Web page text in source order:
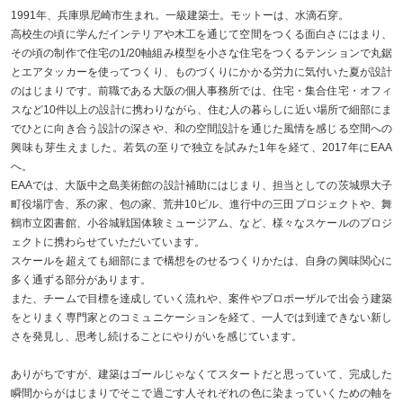
1991年、兵庫県尼崎市生まれ。一級建築士。モットーは、水滴石穿。
高校生の頃に学んだインテリアや木工を通じて空間をつくる面白さにはまり、
その頃の制作で住宅の1/20軸組み模型を小さな住宅をつくるテンションで丸鋸
とエアタッカーを使ってつくり、ものづくりにかかる労力に気付いた夏が設計
のはじまりです。前職である大阪の個人事務所では、住宅・集合住宅・オフィ
スなど10件以上の設計に携わりながら、住む人の暮らしに近い場所で細部にま
でひとに向き合う設計の深さや、和の空間設計を通じた風情を感じる空間への
興味も芽生えました。若気の至りで独立を試みた1年を経て、2017年にEAA
へ。
EAAでは、大阪中之島美術館の設計補助にはじまり、担当としての茨城県大子
町役場庁舎、系の家、包の家、荒井10ビル、進行中の三田プロジェクトや、舞
鶴市立図書館、小谷城戦国体験ミュージアム、など、様々なスケールのプロジ
ェクトに携わらせていただいています。
スケールを超えても細部にまで構想をのせるつくりかたは、自身の興味関心に
多く通ずる部分があります。
また、チームで目標を達成していく流れや、案件やプロポーザルで出会う建築
をとりまく専門家とのコミュニケーションを経て、一人では到達できない新し
さを発見し、思考し続けることにやりがいを感じています。
ありがちですが、建築はゴールじゃなくてスタートだと思っていて、完成した
瞬間からがはじまりでそこで過ごす人それぞれの色に染まっていくための軸を